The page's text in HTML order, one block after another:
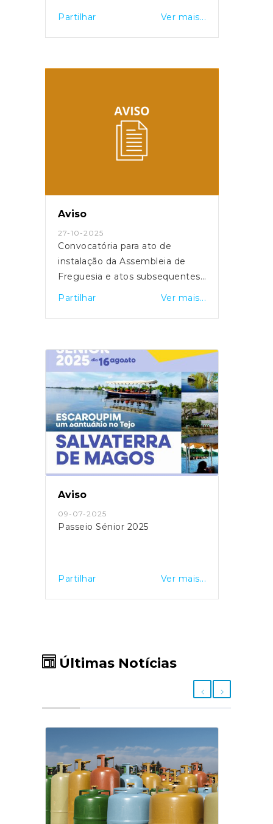
Partilhar Ver mais...
Aviso
27-10-2025
Convocatória para ato de
instalação da Assembleia de
Freguesia e atos subsequentes
para o mandato 2025 – 2029
Partilhar Ver mais...
Aviso
09-07-2025
Passeio Sénior 2025
Partilhar Ver mais...
Últimas Notícias